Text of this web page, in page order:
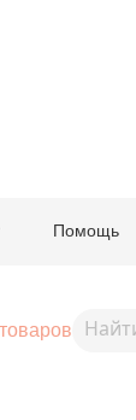
Помощь